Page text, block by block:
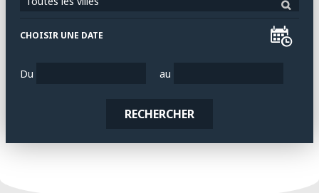
CHOISIR UNE DATE
Du au
RECHERCHER